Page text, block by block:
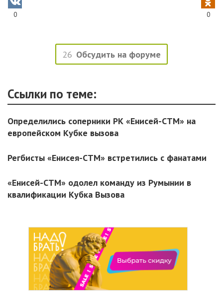
0 0
26 Обсудить на форуме
Ссылки по теме:
Определились соперники РК «Енисей-СТМ» на
европейском Кубке вызова
Регбисты «Енисея-СТМ» встретились с фанатами
«Енисей-СТМ» одолел команду из Румынии в
квалификации Кубка Вызова